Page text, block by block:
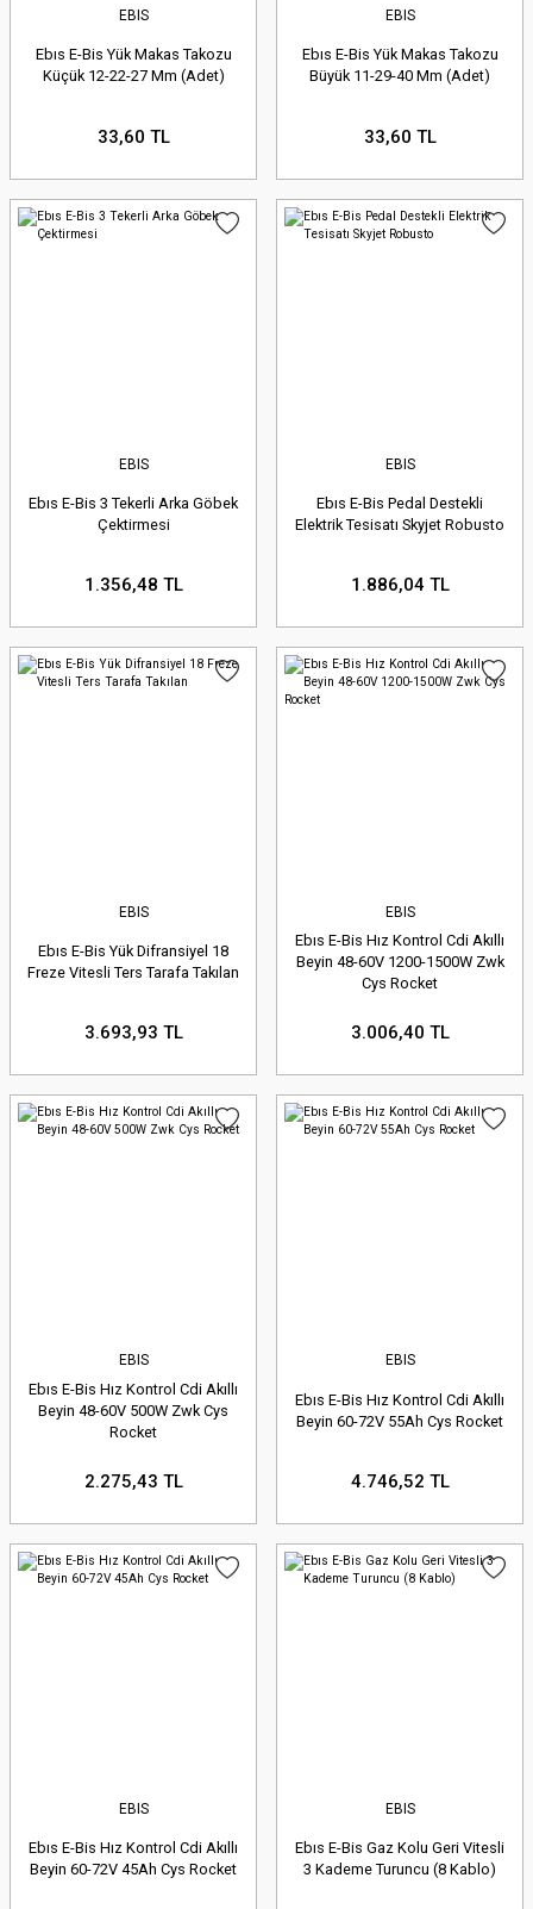
EBIS
Ebıs E-Bis Yük Makas Takozu
Küçük 12-22-27 Mm (Adet)
33,60 TL
EBIS
Ebıs E-Bis Yük Makas Takozu
Büyük 11-29-40 Mm (Adet)
33,60 TL
EBIS
Ebıs E-Bis 3 Tekerli Arka Göbek
Çektirmesi
1.356,48 TL
EBIS
Ebıs E-Bis Pedal Destekli
Elektrik Tesisatı Skyjet Robusto
1.886,04 TL
EBIS
Ebıs E-Bis Yük Difransiyel 18
Freze Vitesli Ters Tarafa Takılan
3.693,93 TL
EBIS
Ebıs E-Bis Hız Kontrol Cdi Akıllı
Beyin 48-60V 1200-1500W Zwk
Cys Rocket
3.006,40 TL
EBIS
Ebıs E-Bis Hız Kontrol Cdi Akıllı
Beyin 48-60V 500W Zwk Cys
Rocket
2.275,43 TL
EBIS
Ebıs E-Bis Hız Kontrol Cdi Akıllı
Beyin 60-72V 55Ah Cys Rocket
4.746,52 TL
EBIS
Ebıs E-Bis Hız Kontrol Cdi Akıllı
Beyin 60-72V 45Ah Cys Rocket
EBIS
Ebıs E-Bis Gaz Kolu Geri Vitesli
3 Kademe Turuncu (8 Kablo)